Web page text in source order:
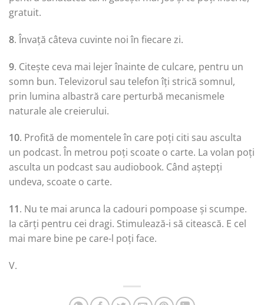
gratuit.
8. Învață câteva cuvinte noi în fiecare zi.
9. Citește ceva mai lejer înainte de culcare, pentru un
somn bun. Televizorul sau telefon îți strică somnul,
prin lumina albastră care perturbă mecanismele
naturale ale creierului.
10. Profită de momentele în care poți citi sau asculta
un podcast. În metrou poți scoate o carte. La volan poți
asculta un podcast sau audiobook. Când aștepți
undeva, scoate o carte.
11. Nu te mai arunca la cadouri pompoase și scumpe.
Ia cărți pentru cei dragi. Stimulează-i să citească. E cel
mai mare bine pe care-l poți face.
V.